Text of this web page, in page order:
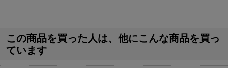
この商品を買った人は、他にこんな商品を買っ
ています